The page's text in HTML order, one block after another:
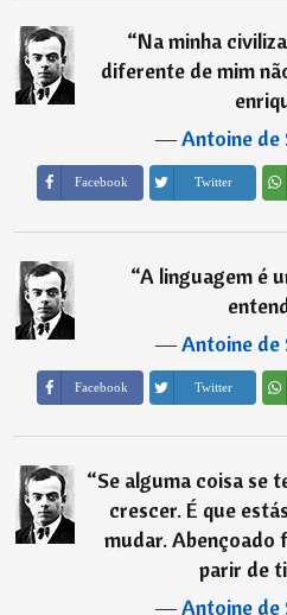
“Na minha
diferente de mim
―Antoine de
Facebook Twitter
“A linguagem é
―Antoine de
Facebook Twitter
“Se alguma coisa se
crescer. É que
mudar. Abençoado
parir de
―Antoine de